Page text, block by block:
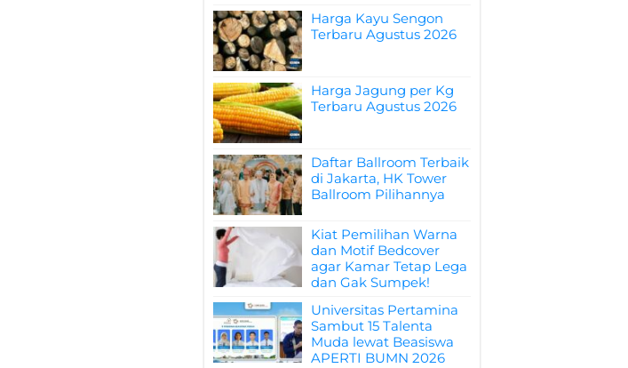
Harga Kayu Sengon
Terbaru Agustus 2026
Harga Jagung per Kg
Terbaru Agustus 2026
Daftar Ballroom Terbaik
di Jakarta, HK Tower
Ballroom Pilihannya
Kiat Pemilihan Warna
dan Motif Bedcover
agar Kamar Tetap Lega
dan Gak Sumpek!
Universitas Pertamina
Sambut 15 Talenta
Muda lewat Beasiswa
APERTI BUMN 2026